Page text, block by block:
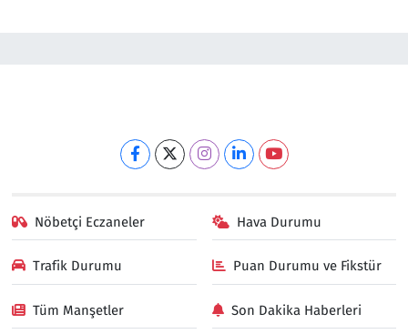
Nöbetçi Eczaneler Hava Durumu
Trafik Durumu Puan Durumu ve Fikstür
Tüm Manşetler Son Dakika Haberleri